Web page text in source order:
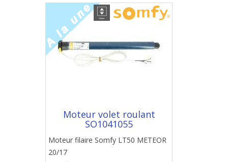
Moteur volet roulant
SO1041055
Moteur filaire Somfy LT50 METEOR
20/17